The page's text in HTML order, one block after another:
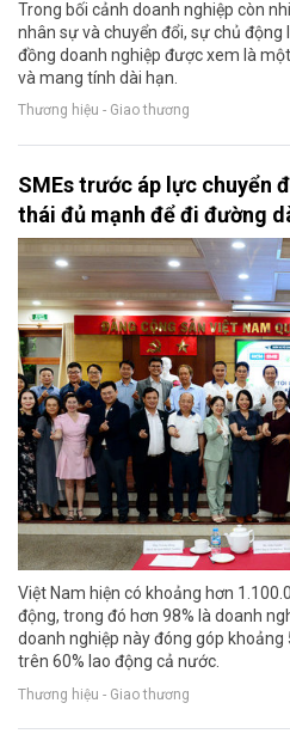
Trong bối cảnh doanh nghiệp còn
nhân sự và chuyển đổi, sự chủ
đồng doanh nghiệp được xem là
và mang tính dài hạn.
Thương hiệu - Giao thương
SMEs trước áp lực chuyển
thái đủ mạnh để đi đường
Việt Nam hiện có khoảng hơn
động, trong đó hơn 98% là doanh
doanh nghiệp này đóng góp khoảng
trên 60% lao động cả nước.
Thương hiệu - Giao thương